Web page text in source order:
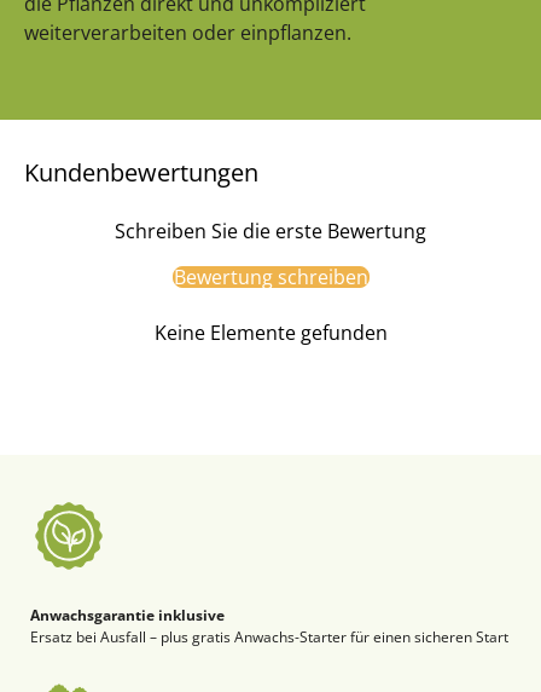
weiterverarbeiten oder einpflanzen.
Kundenbewertungen
Schreiben Sie die erste Bewertung
Bewertung schreiben
Keine Elemente gefunden
Anwachsgarantie inklusive
Ersatz bei Ausfall – plus gratis Anwachs-Starter für einen sicheren Start